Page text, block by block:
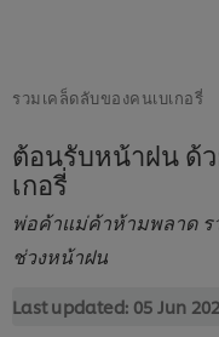
รวมเคล็ดลับของคนเบเกอรี่
ต้อนรับหน้าฝน ด้
เกอรี่
พ่อค้าแม่ค้าห้ามพลาด ร
ช่วงหน้าฝน
Last updated: 05 Jun